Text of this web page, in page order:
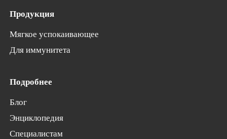
Продукция
Мягкое успокаивающее
Для иммунитета
Подробнее
Блог
Энциклопедия
Специалистам